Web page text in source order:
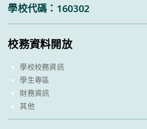
學校代碼：160302
校務資料開放
學校校務資訊
學生專區
財務資訊
其他